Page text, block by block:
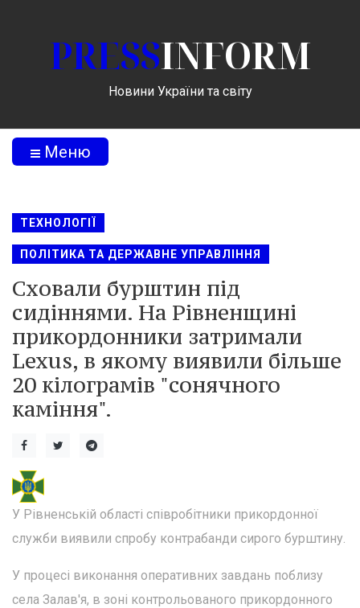
PRESSINFORM
Новини України та світу
Меню
ТЕХНОЛОГІЇ
ПОЛІТИКА ТА ДЕРЖАВНЕ УПРАВЛІННЯ
Сховали бурштин під
сидіннями. На Рівненщині
прикордонники затримали
Lexus, в якому виявили більше
20 кілограмів "сонячного
каміння".
У Рівненській області співробітники прикордонної
служби виявили спробу контрабанди сирого бурштину.
У процесі виконання оперативних завдань поблизу
села Залав'я, в зоні контрольованого прикордонного